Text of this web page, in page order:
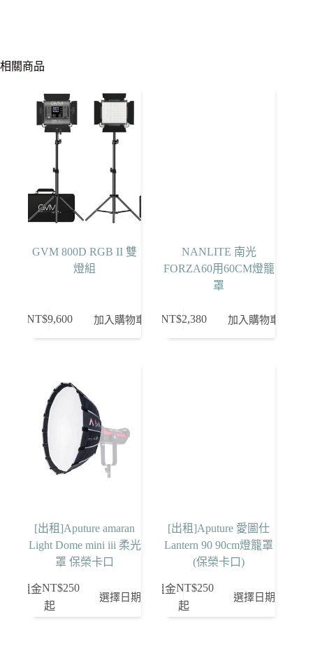
相關商品
GVM 800D RGB II 雙
燈組
NT$9,600 加入購物車
NANLITE 南光
FORZA60用60CM燈籠
罩
NT$2,380 加入購物車
[出租]Aputure amaran
Light Dome mini iii 柔光
罩 保榮卡口
租金NT$250
起
選擇日期
[出租]Aputure 愛圖仕
Lantern 90 90cm燈籠罩
(保榮卡口)
租金NT$250
起
選擇日期